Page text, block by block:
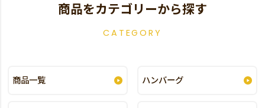
商品をカテゴリーから探す
CATEGORY
商品一覧 ハンバーグ